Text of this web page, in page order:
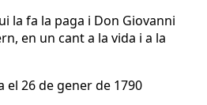
la fa la paga i Don Giovanni
en un cant a la vida i a la
el 26 de gener de 1790